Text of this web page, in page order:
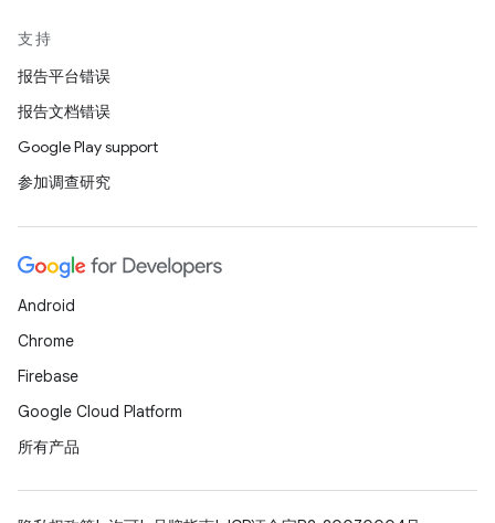
支持
报告平台错误
报告文档错误
Google Play support
参加调查研究
Android
Chrome
Firebase
Google Cloud Platform
所有产品